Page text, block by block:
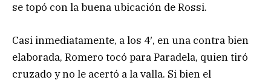
se topó con la buena ubicación de Rossi.
Casi inmediatamente, a los 4′, en una contra bien
elaborada, Romero tocó para Paradela, quien tiró
cruzado y no le acertó a la valla. Si bien el